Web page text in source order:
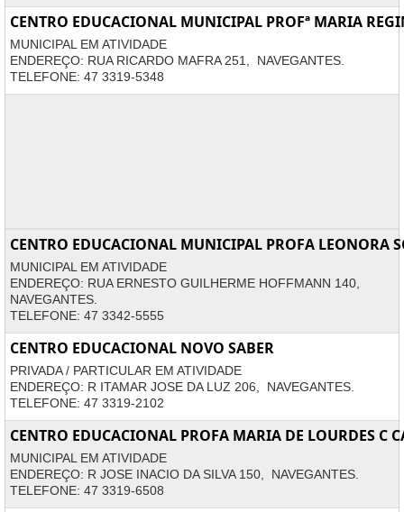
CENTRO EDUCACIONAL MUNICIPAL PROFª MARIA
MUNICIPAL EM ATIVIDADE
ENDEREÇO: RUA RICARDO MAFRA 251, NAVEGANTES.
TELEFONE: 47 3319-5348
CENTRO EDUCACIONAL MUNICIPAL PROFA LEONORA
MUNICIPAL EM ATIVIDADE
ENDEREÇO: RUA ERNESTO GUILHERME HOFFMANN 140,
NAVEGANTES.
TELEFONE: 47 3342-5555
CENTRO EDUCACIONAL NOVO SABER
PRIVADA / PARTICULAR EM ATIVIDADE
ENDEREÇO: R ITAMAR JOSE DA LUZ 206, NAVEGANTES.
TELEFONE: 47 3319-2102
CENTRO EDUCACIONAL PROFA MARIA DE LOURDES C
MUNICIPAL EM ATIVIDADE
ENDEREÇO: R JOSE INACIO DA SILVA 150, NAVEGANTES.
TELEFONE: 47 3319-6508